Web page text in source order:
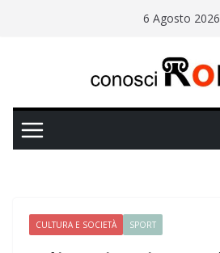
6 Agosto 2026
CULTURA E SOCIETÀ SPORT